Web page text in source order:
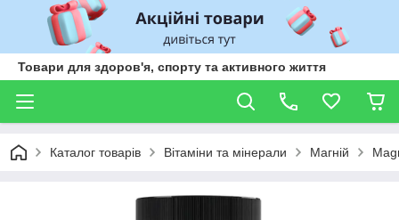
Товари для здоров'я, спорту та активного життя
Каталог товарів Вітаміни та мінерали Магній